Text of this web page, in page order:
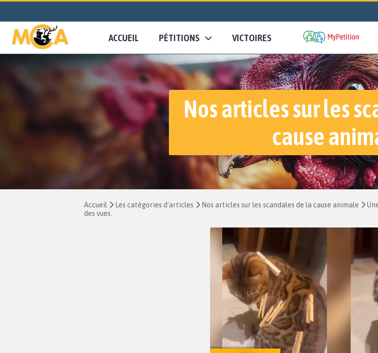
ACCUEIL PÉTITIONS VICTOIRES
Nos articles sur les
cause
Accueil Les catégories d'articles Nos articles sur les scandales de la cause animale
des vues.